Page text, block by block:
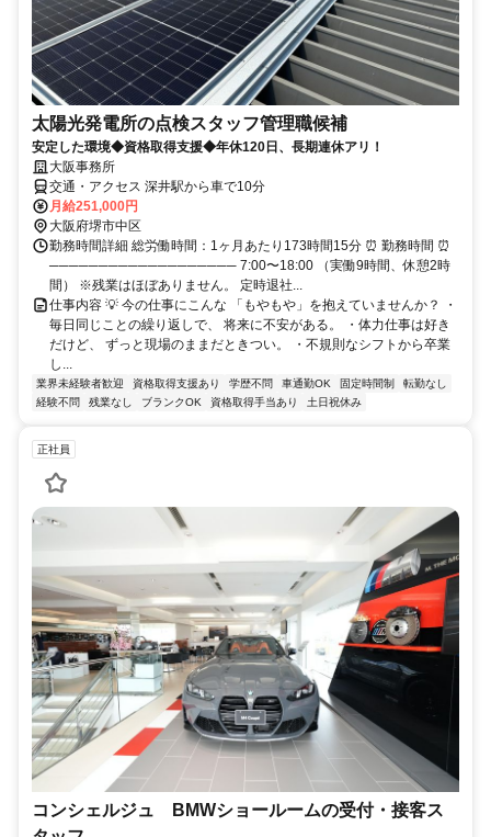
太陽光発電所の点検スタッフ管理職候補
安定した環境◆資格取得支援◆年休120日、長期連休アリ！
大阪事務所
交通・アクセス 深井駅から車で10分
月給251,000円
大阪府堺市中区
勤務時間詳細 総労働時間：1ヶ月あたり173時間15分 ⏰ 勤務時間 ⏰
─────────────────── 7:00〜18:00 （実働9時間、休憩2時
間） ※残業はほぼありません。 定時退社...
仕事内容 💡 今の仕事にこんな 「もやもや」を抱えていませんか？ ・
毎日同じことの繰り返しで、 将来に不安がある。 ・体力仕事は好き
だけど、 ずっと現場のままだときつい。 ・不規則なシフトから卒業
し...
業界未経験者歓迎 資格取得支援あり 学歴不問 車通勤OK 固定時間制
転勤なし
経験不問
残業なし ブランクOK 資格取得手当あり 土日祝休み
正社員
コンシェルジュ BMWショールームの受付・接客ス